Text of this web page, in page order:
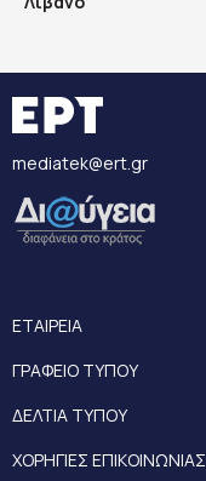
mediatek@ert.gr
ΕΤΑΙΡΕΙΑ
ΓΡΑΦΕΙΟ ΤΥΠΟΥ
ΔΕΛΤΙΑ ΤΥΠΟΥ
ΧΟΡΗΓΙΕΣ ΕΠΙΚΟΙΝΩΝΙΑΣ